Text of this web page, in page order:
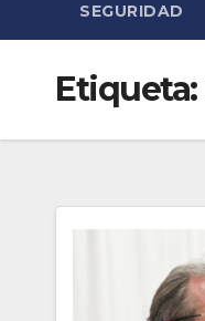
SEGURIDAD
Etiqueta: